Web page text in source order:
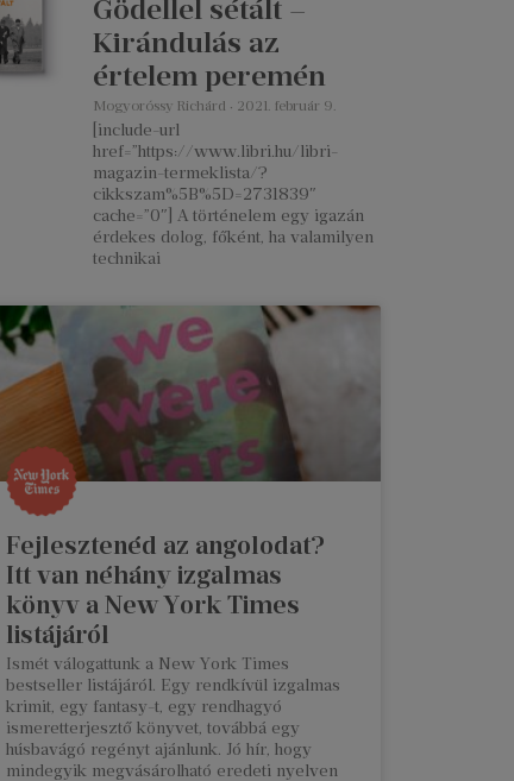
Gödellel sétált –
Kirándulás az
értelem peremén
Mogyoróssy Richárd 2021. február 9.
[include-url
href=”https://www.libri.hu/libri-
magazin-termeklista/?
cikkszam%5B%5D=2731839″
cache=”0″] A történelem egy igazán
érdekes dolog, főként, ha valamilyen
technikai
Fejlesztenéd az angolodat?
Itt van néhány izgalmas
könyv a New York Times
listájáról
Ismét válogattunk a New York Times
bestseller listájáról. Egy rendkívül izgalmas
krimit, egy fantasy-t, egy rendhagyó
ismeretterjesztő könyvet, továbbá egy
húsbavágó regényt ajánlunk. Jó hír, hogy
mindegyik megvásárolható eredeti nyelven